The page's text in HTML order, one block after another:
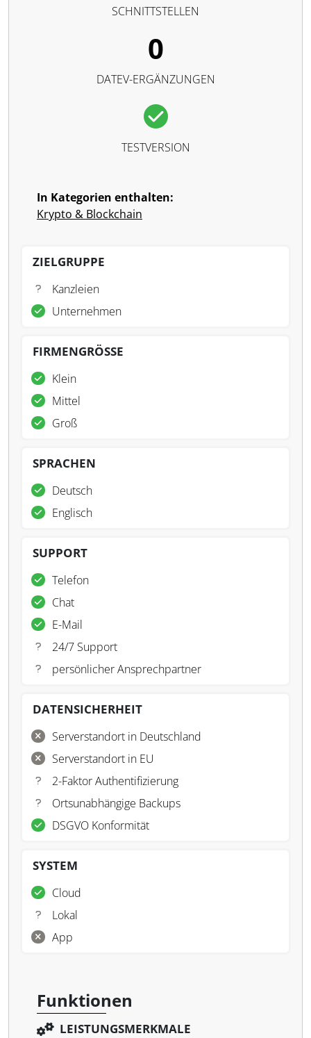
SCHNITTSTELLEN
0
DATEV-ERGÄNZUNGEN
TESTVERSION
In Kategorien enthalten:
Krypto & Blockchain
ZIELGRUPPE
Kanzleien
Unternehmen
FIRMENGRÖSSE
Klein
Mittel
Groß
SPRACHEN
Deutsch
Englisch
SUPPORT
Telefon
Chat
E-Mail
24/7 Support
persönlicher Ansprechpartner
DATENSICHERHEIT
Serverstandort in Deutschland
Serverstandort in EU
2-Faktor Authentifizierung
Ortsunabhängige Backups
DSGVO Konformität
SYSTEM
Cloud
Lokal
App
Funktionen
LEISTUNGSMERKMALE